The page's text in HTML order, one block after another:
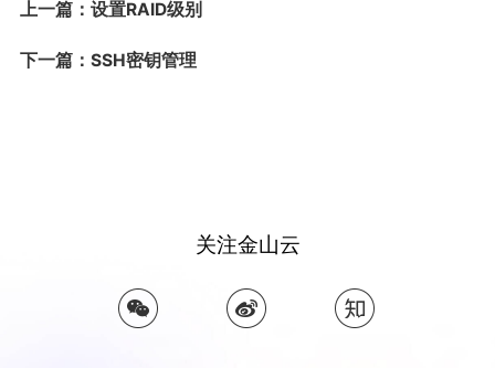
上一篇：设置RAID级别
下一篇：SSH密钥管理
关注金山云